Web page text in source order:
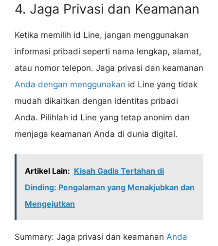
4. Jaga Privasi dan Keamanan
Ketika memilih id Line, jangan menggunakan
informasi pribadi seperti nama lengkap, alamat,
atau nomor telepon. Jaga privasi dan keamanan
Anda dengan menggunakan id Line yang tidak
mudah dikaitkan dengan identitas pribadi
Anda. Pilihlah id Line yang tetap anonim dan
menjaga keamanan Anda di dunia digital.
Artikel Lain: Kisah Gadis Tertahan di
Dinding: Pengalaman yang Menakjubkan dan
Mengejutkan
Summary: Jaga privasi dan keamanan Anda